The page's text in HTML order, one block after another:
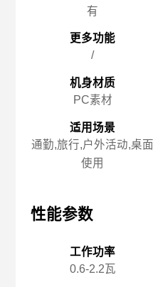
有
更多功能
/
机身材质
PC素材
适用场景
通勤,旅行,户外活动,桌面
使用
性能参数
工作功率
0.6-2.2瓦